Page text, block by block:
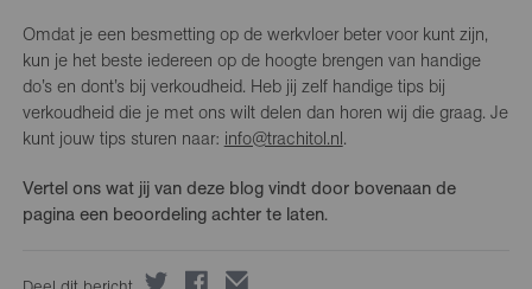
Omdat je een besmetting op de werkvloer beter voor kunt zijn,
kun je het beste iedereen op de hoogte brengen van handige
do’s en dont’s bij verkoudheid. Heb jij zelf handige tips bij
verkoudheid die je met ons wilt delen dan horen wij die graag. Je
kunt jouw tips sturen naar: info@trachitol.nl .
Vertel ons wat jij van deze blog vindt door bovenaan de
pagina een beoordeling achter te laten.